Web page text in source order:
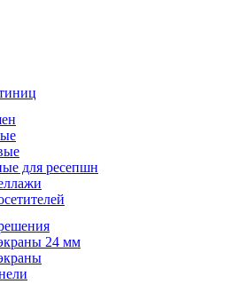
для ресепшн
24 мм